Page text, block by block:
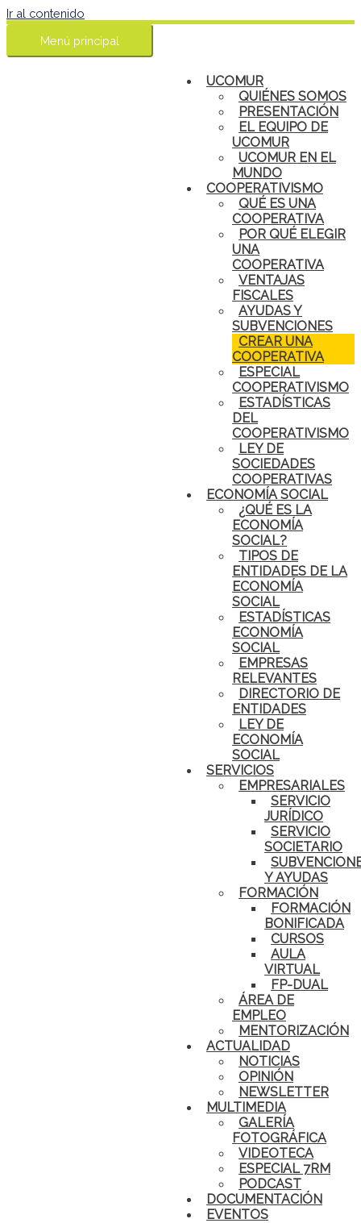
Ir al contenido
Menú principal
UCOMUR
QUIÉNES SOMOS
PRESENTACIÓN
EL EQUIPO DE
UCOMUR
UCOMUR EN EL
MUNDO
COOPERATIVISMO
QUÉ ES UNA
COOPERATIVA
POR QUÉ ELEGIR
UNA
COOPERATIVA
VENTAJAS
FISCALES
AYUDAS Y
SUBVENCIONES
CREAR UNA
COOPERATIVA
ESPECIAL
COOPERATIVISMO
ESTADÍSTICAS
DEL
COOPERATIVISMO
LEY DE
SOCIEDADES
COOPERATIVAS
ECONOMÍA SOCIAL
¿QUÉ ES LA
ECONOMÍA
SOCIAL?
TIPOS DE
ENTIDADES DE LA
ECONOMÍA
SOCIAL
ESTADÍSTICAS
ECONOMÍA
SOCIAL
EMPRESAS
RELEVANTES
DIRECTORIO DE
ENTIDADES
LEY DE
ECONOMÍA
SOCIAL
SERVICIOS
EMPRESARIALES
SERVICIO
JURÍDICO
SERVICIO
SOCIETARIO
Y AYUDAS
FORMACIÓN
FORMACIÓN
BONIFICADA
CURSOS
AULA
VIRTUAL
FP-DUAL
ÁREA DE
EMPLEO
MENTORIZACIÓN
ACTUALIDAD
NOTICIAS
OPINIÓN
NEWSLETTER
MULTIMEDIA
GALERÍA
FOTOGRÁFICA
VIDEOTECA
ESPECIAL 7RM
PODCAST
DOCUMENTACIÓN
EVENTOS